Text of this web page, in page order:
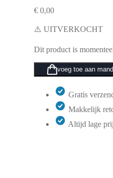
€0,00
⚠️ UITVERKOCHT
Dit product is
voeg toe aan
Gratis
Makkelijk
Altijd lage